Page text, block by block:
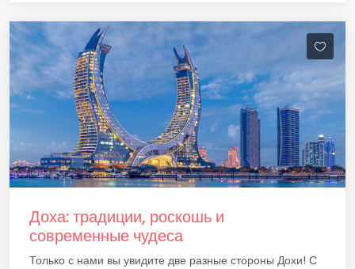
Доха: традиции, роскошь и
современные чудеса
Только с нами вы увидите две разные стороны Дохи! С